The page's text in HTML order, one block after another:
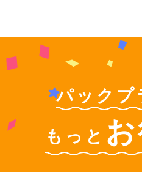
パックプ
もっと